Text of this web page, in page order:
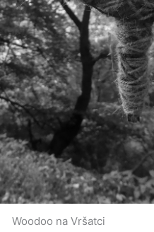
Woodoo na Vršatci